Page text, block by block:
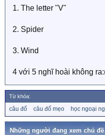
1. The letter "V"
2. Spider
3. Wind
4 với 5 nghĩ hoài không
Từ khóa:
ừ
k
câu đố câu đố mẹo học ngoại
Những người đang xem chủ đề